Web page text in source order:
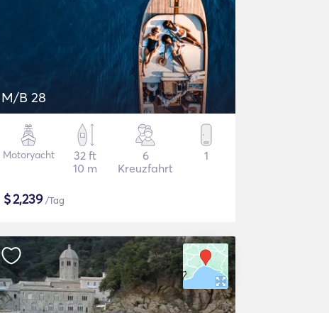
M/B 28
Motoryacht
32 ft
10 m
6
Kreuzfahrt
1
$2,239/Tag